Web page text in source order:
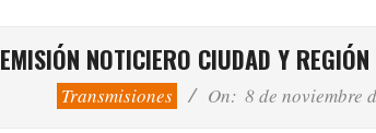
EMISIÓN NOTICIERO CIUDAD Y
Transmisiones On: 8 de noviembre